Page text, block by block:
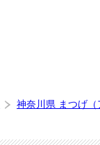
神奈川県 まつげ